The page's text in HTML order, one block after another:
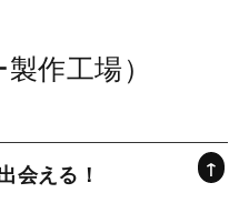
作工場）
会える！ ↑